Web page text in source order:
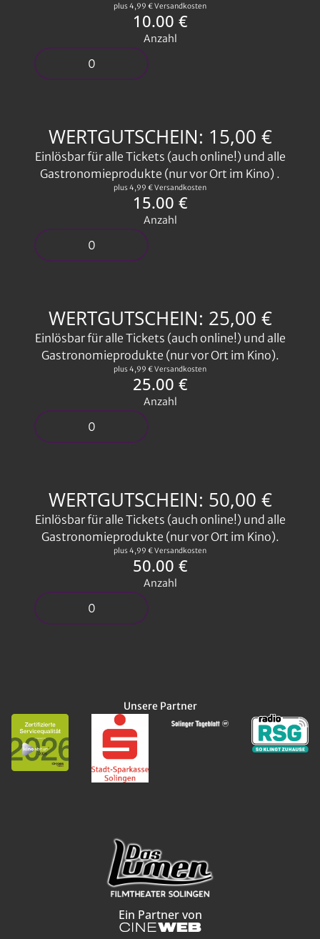
plus 4,99 € Versandkosten
10.00 €
Anzahl
WERTGUTSCHEIN: 15,00 €
Einlösbar für alle Tickets (auch online!) und alle
Gastronomieprodukte (nur vor Ort im Kino) .
plus 4,99 € Versandkosten
15.00 €
Anzahl
WERTGUTSCHEIN: 25,00 €
Einlösbar für alle Tickets (auch online!) und alle
Gastronomieprodukte (nur vor Ort im Kino).
plus 4,99 € Versandkosten
25.00 €
Anzahl
WERTGUTSCHEIN: 50,00 €
Einlösbar für alle Tickets (auch online!) und alle
Gastronomieprodukte (nur vor Ort im Kino).
plus 4,99 € Versandkosten
50.00 €
Anzahl
Unsere Partner
Ein Partner von